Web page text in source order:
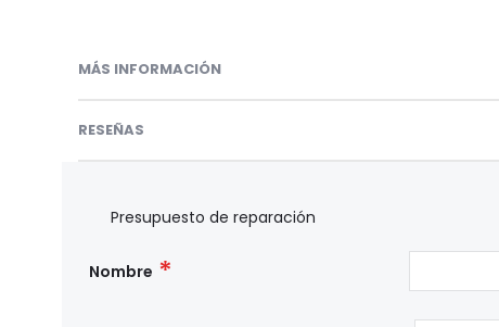
MÁS INFORMACIÓN
RESEÑAS
Presupuesto de reparación
Nombre